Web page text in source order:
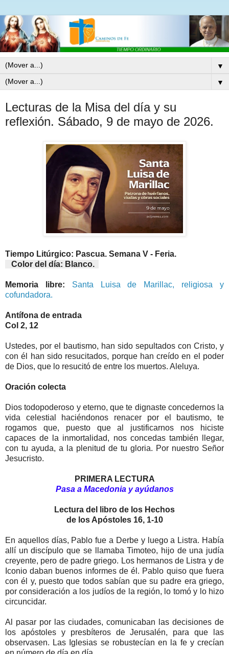
▼
▼
Lecturas de la Misa del día y su
reflexión. Sábado, 9 de mayo de 2026.
Tiempo Litúrgico: Pascua. Semana V - Feria.
Color del día: Blanco.
Memoria libre:
Santa Luisa de Marillac, religiosa y
cofundadora.
Antífona de entrada
Col 2, 12
Ustedes, por el bautismo, han sido sepultados con Cristo, y
con él han sido resucitados, porque han creído en el poder
de Dios, que lo resucitó de entre los muertos. Aleluya.
Oración colecta
Dios todopoderoso y eterno, que te dignaste concedernos la
vida celestial haciéndonos renacer por el bautismo, te
rogamos que, puesto que al justificarnos nos hiciste
capaces de la inmortalidad, nos concedas también llegar,
con tu ayuda, a la plenitud de tu gloria. Por nuestro Señor
Jesucristo.
PRIMERA LECTURA
Pasa a Macedonia y ayúdanos
Lectura del libro de los Hechos
de los Apóstoles 16, 1-10
En aquellos días, Pablo fue a Derbe y luego a Listra. Había
allí un discípulo que se llamaba Timoteo, hijo de una judía
creyente, pero de padre griego. Los hermanos de Listra y de
Iconio daban buenos informes de él. Pablo quiso que fuera
con él y, puesto que todos sabían que su padre era griego,
por consideración a los judíos de la región, lo tomó y lo hizo
circuncidar.
Al pasar por las ciudades, comunicaban las decisiones de
los apóstoles y presbíteros de Jerusalén, para que las
observasen. Las Iglesias se robustecían en la fe y crecían